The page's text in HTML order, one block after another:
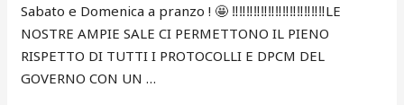
Sabato e Domenica a pranzo ! 🤩 ‼️‼️‼️‼️‼️‼️‼️‼️‼️‼️‼️‼️‼️LE
NOSTRE AMPIE SALE CI PERMETTONO IL PIENO
RISPETTO DI TUTTI I PROTOCOLLI E DPCM DEL
GOVERNO CON UN …